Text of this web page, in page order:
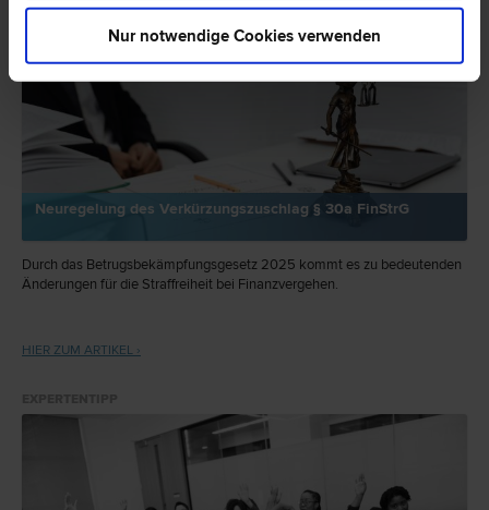
Nur notwendige Cookies verwenden
EXPERTENTIPP
Neuregelung des Verkürzungszuschlag § 30a FinStrG
Durch das Betrugsbekämpfungsgesetz 2025 kommt es zu bedeutenden
Änderungen für die Straffreiheit bei Finanzvergehen.
HIER ZUM ARTIKEL ›